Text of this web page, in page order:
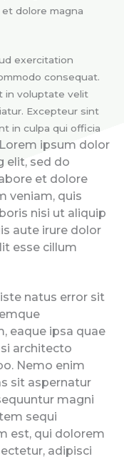
dolore magna
exercitation
consequat.
in voluptate velit
Excepteur sint
in culpa qui officia
Lorem ipsum dolor
elit, sed do
et dolore
veniam, quis
nisi ut aliquip
aute irure dolor
esse cillum
natus error sit
eaque ipsa quae
architecto
Nemo enim
sit aspernatur
magni
sequi
est, qui dolorem
adipisci